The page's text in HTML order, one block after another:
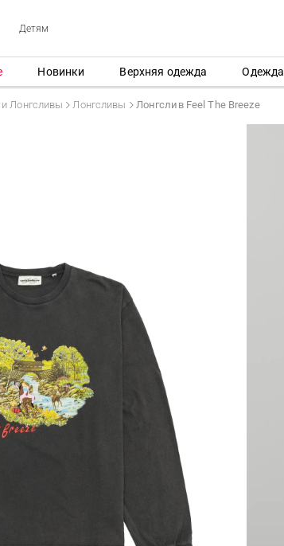
Детям
Новинки Верхняя одежда Одежда
Лонгсливы Лонгсливы Лонгслив Feel The Breeze